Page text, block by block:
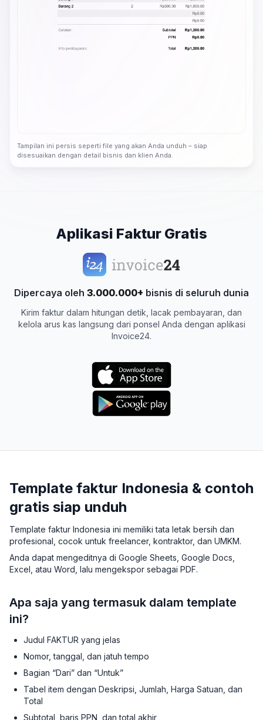
Tampilan ini persis seperti file yang akan Anda unduh – siap
disesuaikan dengan detail bisnis dan klien Anda.
Aplikasi Faktur Gratis
Dipercaya oleh 3.000.000+ bisnis di seluruh dunia
Kirim faktur dalam hitungan detik, lacak pembayaran, dan
kelola arus kas langsung dari ponsel Anda dengan aplikasi
Invoice24.
Template faktur Indonesia & contoh
gratis siap unduh
Template faktur Indonesia ini memiliki tata letak bersih dan
profesional, cocok untuk freelancer, kontraktor, dan UMKM.
Anda dapat mengeditnya di Google Sheets, Google Docs,
Excel, atau Word, lalu mengekspor sebagai PDF.
Apa saja yang termasuk dalam template
ini?
Judul FAKTUR yang jelas
Nomor, tanggal, dan jatuh tempo
Bagian “Dari” dan “Untuk”
Tabel item dengan Deskripsi, Jumlah, Harga Satuan, dan
Total
Subtotal, baris PPN, dan total akhir